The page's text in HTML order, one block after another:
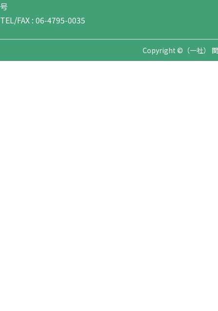
号
TEL/FAX : 06-4795-0035
Copyright ©（一社）